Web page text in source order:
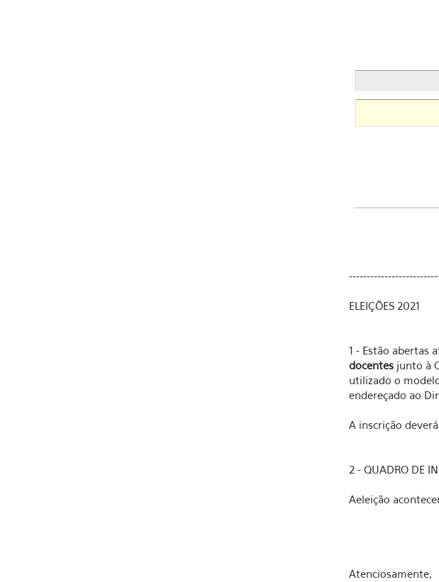
ELEIÇÕES 2021
1 - Estão abertas
docentes junto à
utilizado o
endereçado ao
A inscrição
2 - QUADRO DE
Aeleição
Atenciosamente,